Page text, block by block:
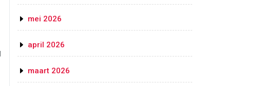
mei 2026
april 2026
maart 2026